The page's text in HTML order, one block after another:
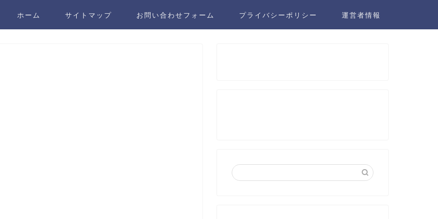
ホーム サイトマップ お問い合わせフォーム プライバシーポリシー 運営者情報